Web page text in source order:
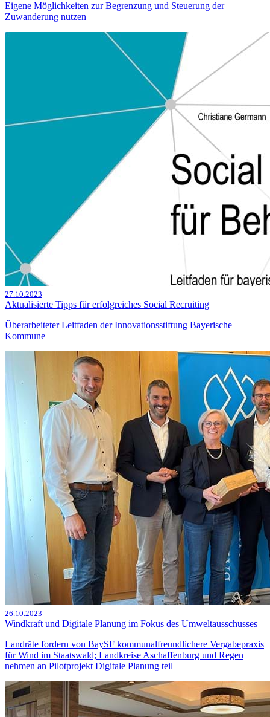
Eigene Möglichkeiten zur Begrenzung und Steuerung der
Zuwanderung nutzen
27.10.2023
Aktualisierte Tipps für erfolgreiches Social Recruiting
Überarbeiteter Leitfaden der Innovationsstiftung Bayerische
Kommune
26.10.2023
Windkraft und Digitale Planung im Fokus des Umweltausschusses
Landräte fordern von BaySF kommunalfreundlichere Vergabepraxis
für Wind im Staatswald; Landkreise Aschaffenburg und Regen
nehmen an Pilotprojekt Digitale Planung teil